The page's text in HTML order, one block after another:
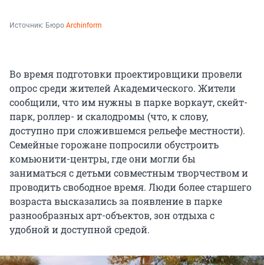
Источник: Бюро Archinform
Во время подготовки проектировщики провели
опрос среди жителей Академического. Жители
сообщили, что им нужны в парке воркаут, скейт-
парк, роллер- и скалодромы (что, к слову,
доступно при сложившемся рельефе местности).
Семейные горожане попросили обустроить
комьюнити-центры, где они могли бы
заниматься с детьми совместным творчеством и
проводить свободное время. Люди более старшего
возраста высказались за появление в парке
разнообразных арт-объектов, зон отдыха с
удобной и доступной средой.